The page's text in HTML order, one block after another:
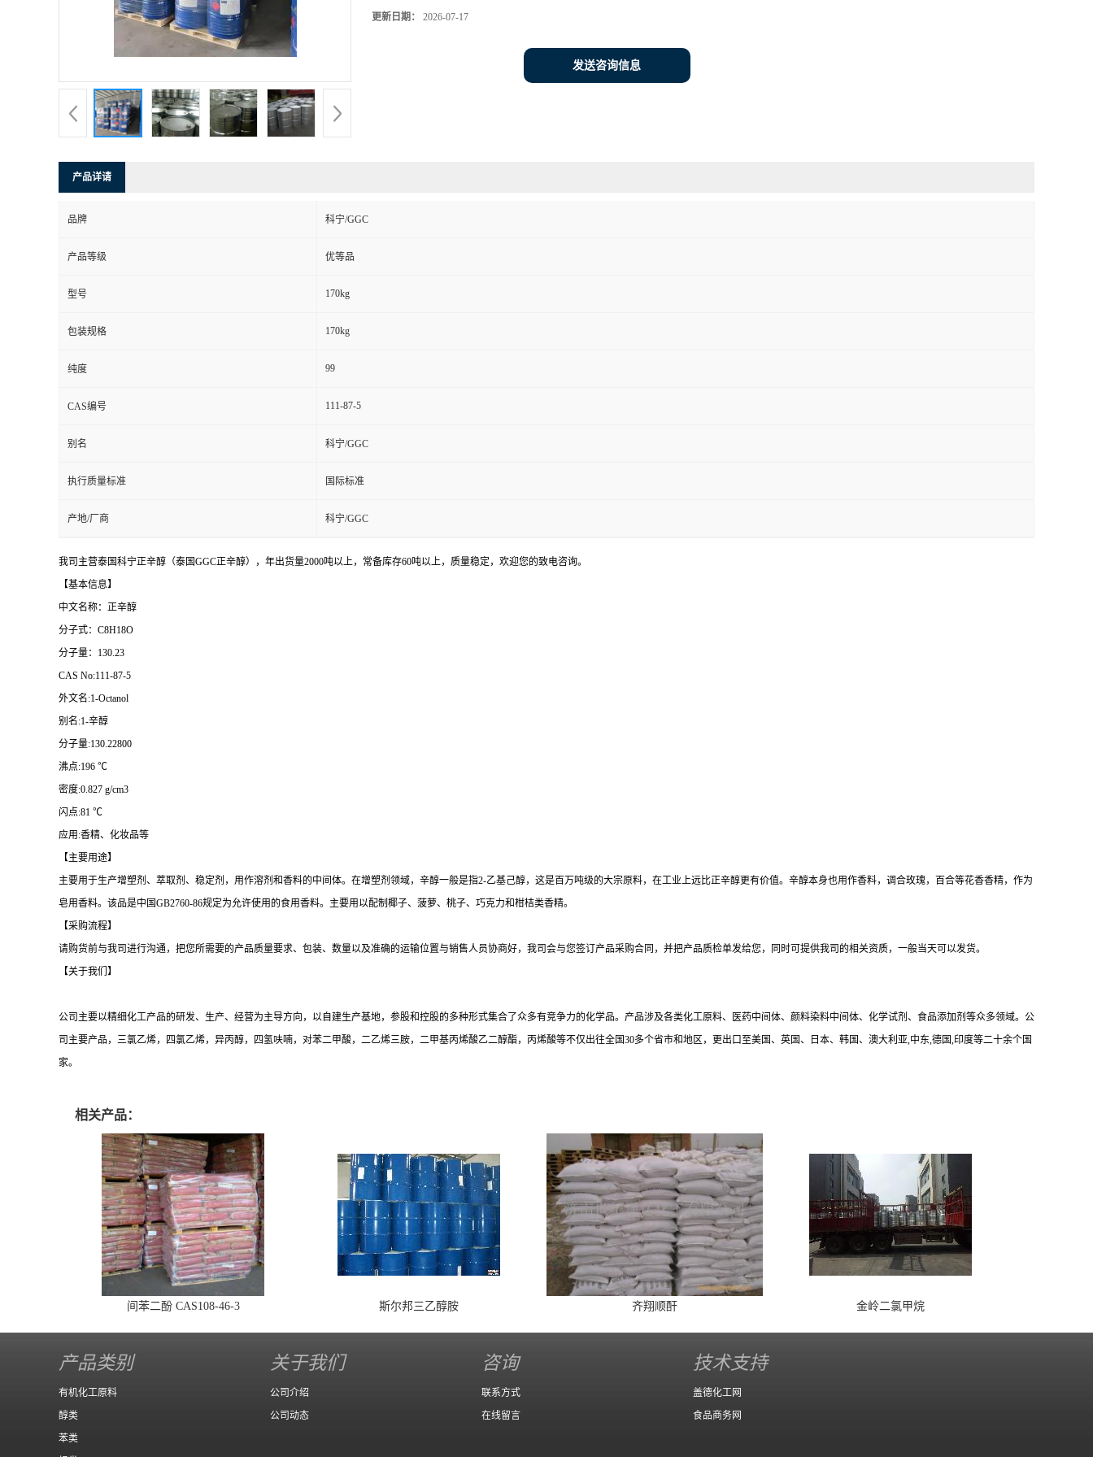
更新日期： 2026-07-17
发送咨询信息
产品详请
品牌 科宁/GGC
产品等级 优等品
型号 170kg
包装规格 170kg
纯度 99
CAS编号 111-87-5
别名 科宁/GGC
执行质量标准 国际标准
产地/厂商 科宁/GGC
我司主营泰国科宁正辛醇（泰国GGC正辛醇），年出货量2000吨以上，常备库存60吨以上，质量稳定，欢迎您的致电咨询。
【基本信息】
中文名称：正辛醇
分子式： C8H18O
分子量：130.23
CAS No:111-87-5
外文名:1-Octanol
别名:1-辛醇
分子量:130.22800
沸点:196 ℃
密度:0.827 g/cm3
闪点:81 ℃
应用:香精、化妆品等
【主要用途】
主要用于生产增塑剂、萃取剂、稳定剂，用作溶剂和香料的中间体。在增塑剂领域，辛醇一般是指2-乙基己醇，这是百万吨级的大宗原料，在工业上远比正辛醇更有价值。辛醇本身也用作香料，调合玫瑰，百合等花香香精，作为
皂用香料。该品是中国GB2760-86规定为允许使用的食用香料。主要用以配制椰子、菠萝、桃子、巧克力和柑桔类香精。
【采购流程】
请购货前与我司进行沟通，把您所需要的产品质量要求、包装、数量以及准确的运输位置与销售人员协商好，我司会与您签订产品采购合同，并把产品质检单发给您，同时可提供我司的相关资质，一般当天可以发货。
【关于我们】
公司主要以精细化工产品的研发、生产、经营为主导方向，以自建生产基地，参股和控股的多种形式集合了众多有竞争力的化学品。产品涉及各类化工原料、医药中间体、颜料染料中间体、化学试剂、食品添加剂等众多领域。公
司主要产品，三氯乙烯，四氯乙烯，异丙醇，四氢呋喃，对苯二甲酸，二乙烯三胺，二甲基丙烯酸乙二醇酯，丙烯酸等不仅出往全国30多个省市和地区，更出口至美国、英国、日本、韩国、澳大利亚,中东,德国,印度等二十余个国
家。
相关产品：
间苯二酚 CAS108-46-3 斯尔邦三乙醇胺 齐翔顺酐 金岭二氯甲烷
产品类别
有机化工原料
醇类
苯类
关于我们
公司介绍
公司动态
咨询
联系方式
在线留言
技术支持
盖德化工网
食品商务网